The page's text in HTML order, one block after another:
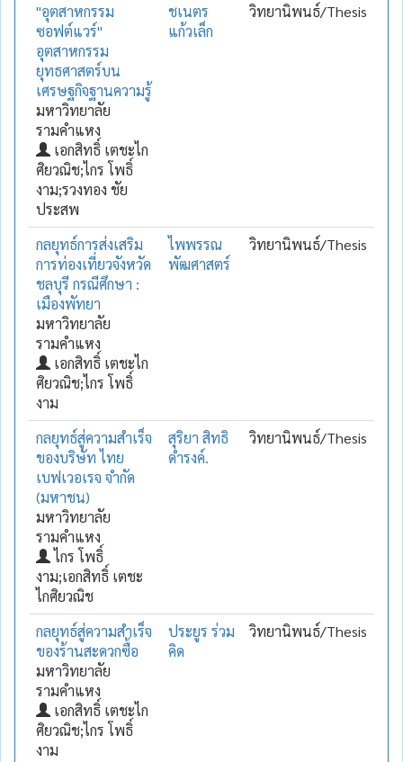
"อุตสาหกรรม
ซอฟต์แวร์"
อุตสาหกรรม
ยุทธศาสตร์บน
เศรษฐกิจฐานความรู้
มหาวิทยาลัย
รามคำแหง
เอกสิทธิ์ เตชะไก
ศิยวณิช;ไกร โพธิ์
งาม;รวงทอง ชัย
ประสพ
ชเนตร
แก้วเล็ก
วิทยานิพนธ์/Thesis
กลยุทธ์การส่งเสริม
การท่องเที่ยวจังหวัด
ชลบุรี กรณีศึกษา :
เมืองพัทยา
มหาวิทยาลัย
รามคำแหง
เอกสิทธิ์ เตชะไก
ศิยวณิช;ไกร โพธิ์
งาม
ไพพรรณ
พัฒศาสตร์
วิทยานิพนธ์/Thesis
กลยุทธ์สู่ความสำเร็จ
ของบริษัท ไทย
เบฟเวอเรจ จำกัด
(มหาชน)
มหาวิทยาลัย
รามคำแหง
ไกร โพธิ์
งาม;เอกสิทธิ์ เตชะ
ไกศิยวณิช
สุริยา สิทธิ
ดำรงค์.
วิทยานิพนธ์/Thesis
กลยุทธ์สู่ความสำเร็จ
ของร้านสะดวกซื้อ
มหาวิทยาลัย
รามคำแหง
เอกสิทธิ์ เตชะไก
ศิยวณิช;ไกร โพธิ์
งาม
ประยูร ร่วม
คิด
วิทยานิพนธ์/Thesis